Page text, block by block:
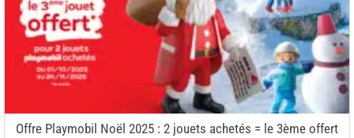
Offre Playmobil Noël 2025 : 2 jouets achetés = le 3ème offert